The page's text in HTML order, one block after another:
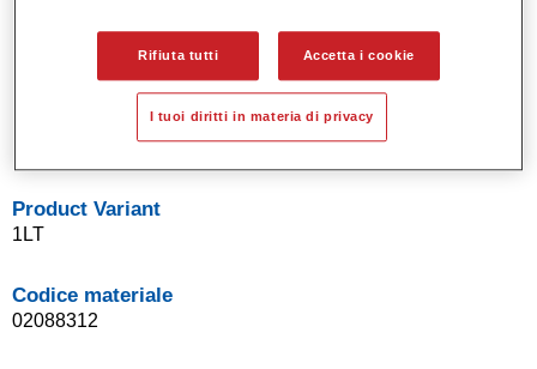
Colori pastello, metallizzati e perlati.
Eccellenti proprietà di riempimento.
Buona opacità.
Sistema di basi opache a solvente Standox.
Facile da sfumare.
Product Variant
1LT
Codice materiale
02088312
Rifiuta tutti Accetta i cookie
I tuoi diritti in materia di privacy